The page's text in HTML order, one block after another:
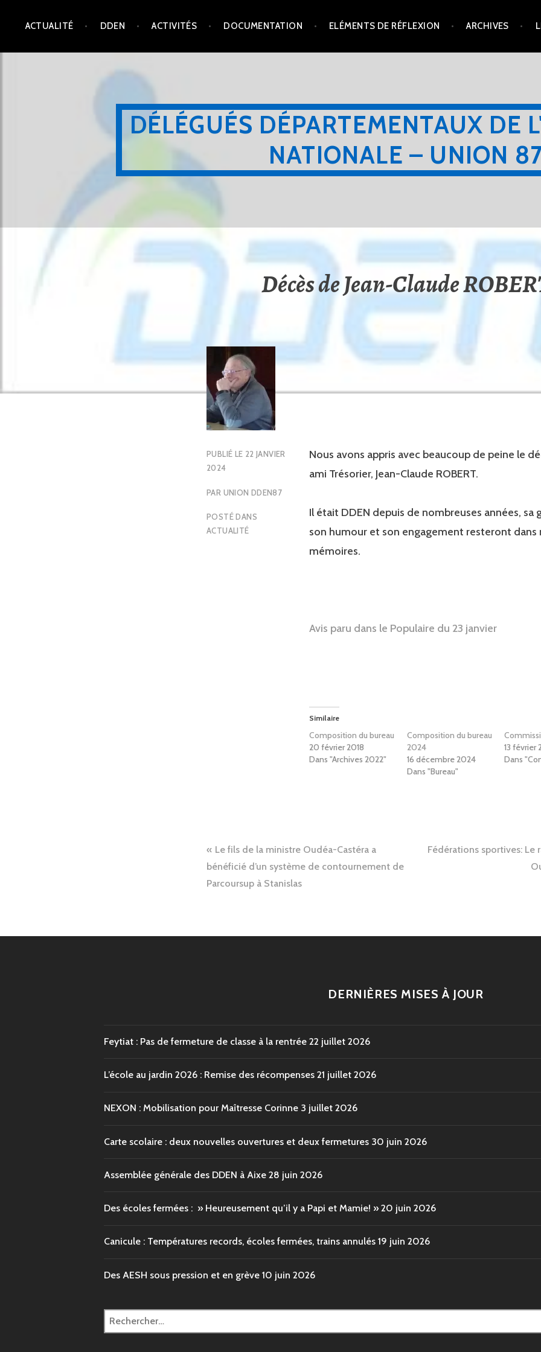
contenu
ACTUALITÉ DDEN ACTIVITÉS DOCUMENTATION ELÉMENTS DE RÉFLEXION ARCHIVES
DÉLÉGUÉS DÉPARTEMENTAUX DE
NATIONALE – UNION
Décès de Jean-Claude
PUBLIÉ LE 22 JANVIER
2024
PAR UNION DDEN87
POSTÉ DANS
ACTUALITÉ
Nous avons appris avec beaucoup de peine le
ami Trésorier, Jean-Claude ROBERT.
Il était DDEN depuis de nombreuses années, sa
son humour et son engagement resteront dans
mémoires.
Avis paru dans le Populaire du 23 janvier
Similaire
Composition du bureau
20 février 2018
Dans "Archives 2022"
Composition du bureau
2024
16 décembre 2024
Dans "Bureau"
13 février
Dans
Navigation
de
l’article
Le fils de la ministre Oudéa-Castéra a
bénéficié d’un système de contournement de
Parcoursup à Stanislas
Fédérations sportives: Le
DERNIÈRES MISES À JOUR
Feytiat : Pas de fermeture de classe à la rentrée 22 juillet 2026
L’école au jardin 2026 : Remise des récompenses 21 juillet 2026
NEXON : Mobilisation pour Maîtresse Corinne 3 juillet 2026
Carte scolaire : deux nouvelles ouvertures et deux fermetures 30 juin 2026
Assemblée générale des DDEN à Aixe 28 juin 2026
Des écoles fermées : » Heureusement qu’il y a Papi et Mamie! » 20 juin 2026
Canicule : Températures records, écoles fermées, trains annulés 19 juin 2026
Des AESH sous pression et en grève 10 juin 2026
Rechercher :